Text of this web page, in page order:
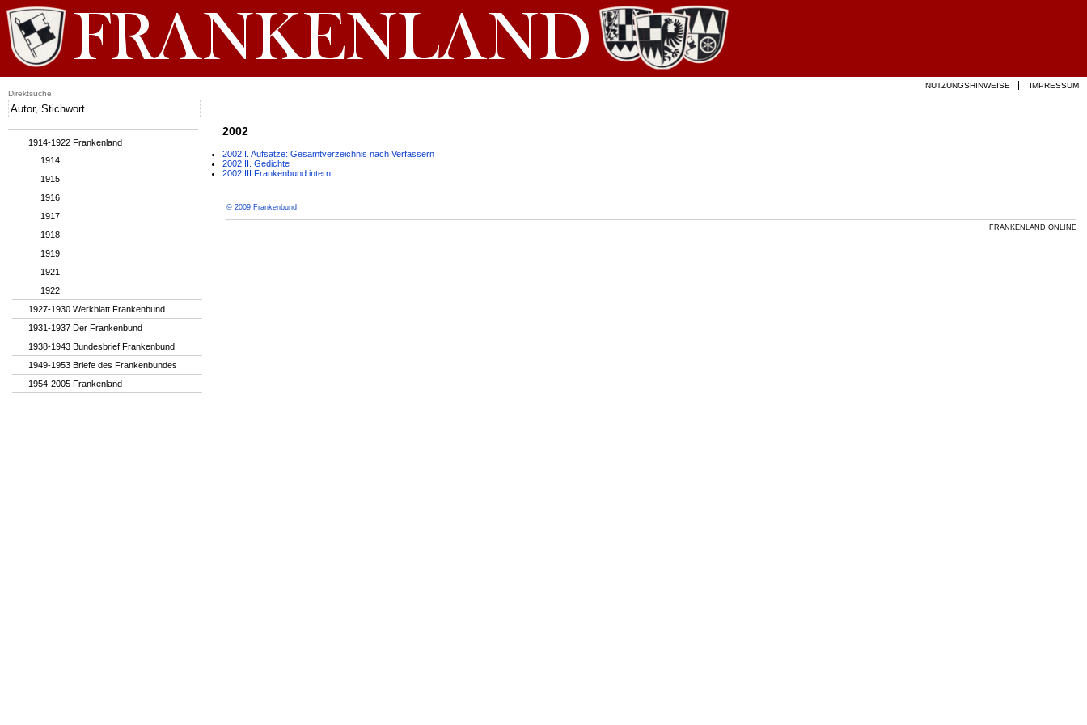
2002
2002 I. Aufsätze: Gesamtverzeichnis nach Verfassern
2002 II. Gedichte
2002 III.Frankenbund intern
© 2009 Frankenbund
FRANKENLAND ONLINE
1914-1922 Frankenland
1914
1915
1916
1917
1918
1919
1921
1922
1927-1930 Werkblatt Frankenbund
1931-1937 Der Frankenbund
1938-1943 Bundesbrief Frankenbund
1949-1953 Briefe des Frankenbundes
1954-2005 Frankenland
NUTZUNGSHINWEISE
IMPRESSUM
Direktsuche